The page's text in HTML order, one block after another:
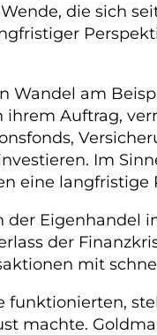
die sich
Wandel am
ihrem Auftrag,
Im
eine
Eigenhandel
der
mit
funktionierten,
machte.